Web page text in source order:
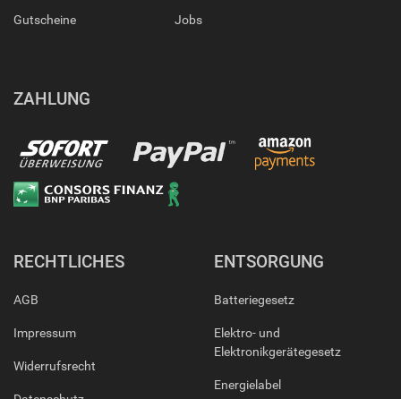
Gutscheine Jobs
ZAHLUNG
RECHTLICHES
AGB
Impressum
Widerrufsrecht
ENTSORGUNG
Batteriegesetz
Elektro- und
Elektronikgerätegesetz
Energielabel